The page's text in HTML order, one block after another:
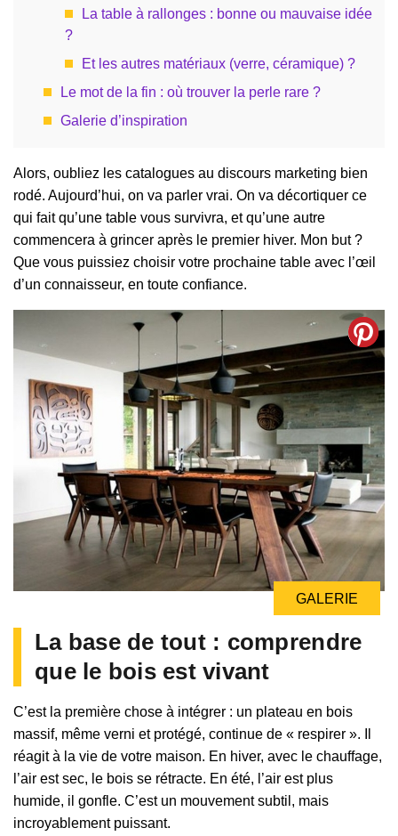
La table à rallonges : bonne ou mauvaise idée
?
Et les autres matériaux (verre, céramique) ?
Le mot de la fin : où trouver la perle rare ?
Galerie d’inspiration
Alors, oubliez les catalogues au discours marketing bien
rodé. Aujourd’hui, on va parler vrai. On va décortiquer ce
qui fait qu’une table vous survivra, et qu’une autre
commencera à grincer après le premier hiver. Mon but ?
Que vous puissiez choisir votre prochaine table avec l’œil
d’un connaisseur, en toute confiance.
GALERIE
La base de tout : comprendre
que le bois est vivant
C’est la première chose à intégrer : un plateau en bois
massif, même verni et protégé, continue de « respirer ». Il
réagit à la vie de votre maison. En hiver, avec le chauffage,
l’air est sec, le bois se rétracte. En été, l’air est plus
humide, il gonfle. C’est un mouvement subtil, mais
incroyablement puissant.